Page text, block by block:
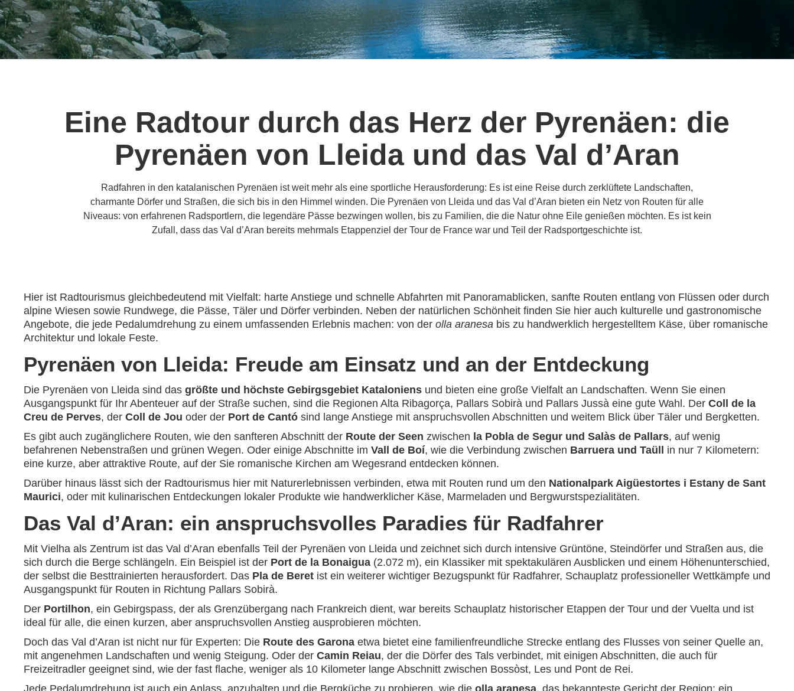
Eine Radtour durch das Herz der Pyrenäen: die
Pyrenäen von Lleida und das Val d’Aran
Radfahren in den katalanischen Pyrenäen ist weit mehr als eine sportliche Herausforderung: Es ist eine Reise durch zerklüftete Landschaften,
charmante Dörfer und Straßen, die sich bis in den Himmel winden. Die Pyrenäen von Lleida und das Val d’Aran bieten ein Netz von Routen für alle
Niveaus: von erfahrenen Radsportlern, die legendäre Pässe bezwingen wollen, bis zu Familien, die die Natur ohne Eile genießen möchten. Es ist kein
Zufall, dass das Val d’Aran bereits mehrmals Etappenziel der Tour de France war und Teil der Radsportgeschichte ist.
Hier ist Radtourismus gleichbedeutend mit Vielfalt: harte Anstiege und schnelle Abfahrten mit Panoramablicken, sanfte Routen entlang von Flüssen oder durch
alpine Wiesen sowie Rundwege, die Pässe, Täler und Dörfer verbinden. Neben der natürlichen Schönheit finden Sie hier auch kulturelle und gastronomische
Angebote, die jede Pedalumdrehung zu einem umfassenden Erlebnis machen: von der olla aranesa bis zu handwerklich hergestelltem Käse, über romanische
Architektur und lokale Feste.
Pyrenäen von Lleida: Freude am Einsatz und an der Entdeckung
Die Pyrenäen von Lleida sind das größte und höchste Gebirgsgebiet Kataloniens und bieten eine große Vielfalt an Landschaften. Wenn Sie einen
Ausgangspunkt für Ihr Abenteuer auf der Straße suchen, sind die Regionen Alta Ribagorça, Pallars Sobirà und Pallars Jussà eine gute Wahl. Der Coll de la
Creu de Perves, der Coll de Jou oder der Port de Cantó sind lange Anstiege mit anspruchsvollen Abschnitten und weitem Blick über Täler und Bergketten.
Es gibt auch zugänglichere Routen, wie den sanfteren Abschnitt der Route der Seen zwischen la Pobla de Segur und Salàs de Pallars, auf wenig
befahrenen Nebenstraßen und grünen Wegen. Oder einige Abschnitte im Vall de Boí, wie die Verbindung zwischen Barruera und Taüll
in nur 7 Kilometern:
eine kurze, aber attraktive Route, auf der Sie romanische Kirchen am Wegesrand entdecken können.
Darüber hinaus lässt sich der Radtourismus hier mit Naturerlebnissen verbinden, etwa mit Routen rund um den Nationalpark Aigüestortes i Estany de Sant
Maurici, oder mit kulinarischen Entdeckungen lokaler Produkte wie handwerklicher Käse, Marmeladen und Bergwurstspezialitäten.
Das Val d’Aran: ein anspruchsvolles Paradies für Radfahrer
Mit Vielha als Zentrum ist das Val d’Aran ebenfalls Teil der Pyrenäen von Lleida und zeichnet sich durch intensive Grüntöne, Steindörfer und Straßen aus, die
sich durch die Berge schlängeln. Ein Beispiel ist der Port de la Bonaigua (2.072 m), ein Klassiker mit spektakulären Ausblicken und einem Höhenunterschied,
der selbst die Besttrainierten herausfordert. Das Pla de Beret ist ein weiterer wichtiger Bezugspunkt für Radfahrer, Schauplatz professioneller Wettkämpfe und
Ausgangspunkt für Routen in Richtung Pallars Sobirà.
Der Portilhon, ein Gebirgspass, der als Grenzübergang nach Frankreich dient, war bereits Schauplatz historischer Etappen der Tour und der Vuelta und ist
ideal für alle, die einen kurzen, aber anspruchsvollen Anstieg ausprobieren möchten.
Doch das Val d’Aran ist nicht nur für Experten: Die Route des Garona etwa bietet eine familienfreundliche Strecke entlang des Flusses von seiner Quelle an,
mit angenehmen Landschaften und wenig Steigung. Oder der Camin Reiau, der die Dörfer des Tals verbindet, mit einigen Abschnitten, die auch für
Freizeitradler geeignet sind, wie der fast flache, weniger als 10 Kilometer lange Abschnitt zwischen Bossòst, Les und Pont de Rei.
Jede Pedalumdrehung ist auch ein Anlass, anzuhalten und die Bergküche zu probieren, wie die olla aranesa, das bekannteste Gericht der Region: ein